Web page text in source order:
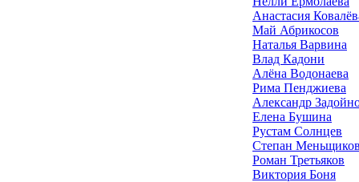
Анастасия
Май Абрикосов
Наталья Варвина
Влад Кадони
Алёна Водонаева
Рима Пенджиева
Александр
Елена Бушина
Рустам Солнцев
Степан
Роман Третьяков
Виктория Боня